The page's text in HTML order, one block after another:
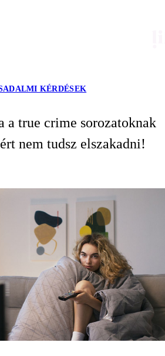
KÉRDÉSEK
a true crime sorozatoknak
nem tudsz elszakadni!